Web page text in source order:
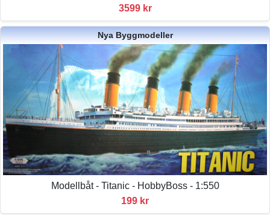
3599 kr
Nya Byggmodeller
Modellbåt - Titanic - HobbyBoss - 1:550
199 kr